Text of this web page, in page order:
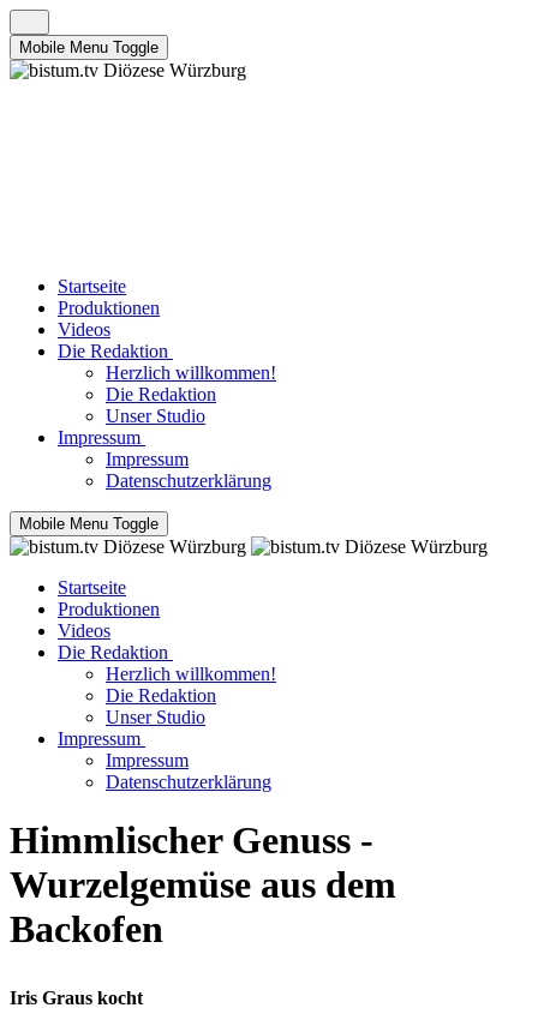
Mobile Menu Toggle
Startseite
Produktionen
Videos
Die Redaktion
Herzlich willkommen!
Die Redaktion
Unser Studio
Impressum
Impressum
Datenschutzerklärung
Mobile Menu Toggle
Startseite
Produktionen
Videos
Die Redaktion
Herzlich willkommen!
Die Redaktion
Unser Studio
Impressum
Impressum
Datenschutzerklärung
Himmlischer Genuss -
Wurzelgemüse aus dem
Backofen
Iris Graus kocht